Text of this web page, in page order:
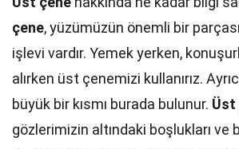
çene, yüzümüzün önemli bir
işlevi vardır. Yemek yerken,
alırken üst çenemizi kullanırız.
büyük bir kısmı burada bulunur. Üst
gözlerimizin altındaki boşlukları ve